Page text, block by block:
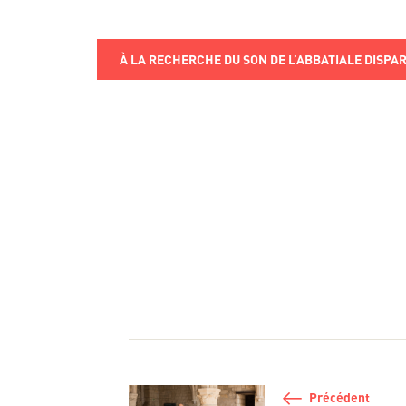
À LA RECHERCHE DU SON DE L’ABBATIALE
Précédent